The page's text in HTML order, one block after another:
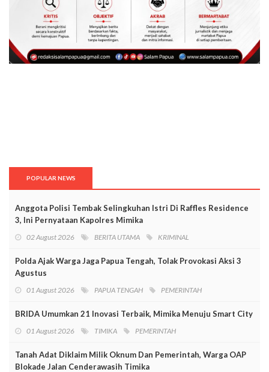
POPULAR NEWS
Anggota Polisi Tembak Selingkuhan Istri Di Raffles Residence
3, Ini Pernyataan Kapolres Mimika
02 August 2026 BERITA UTAMA KRIMINAL
Polda Ajak Warga Jaga Papua Tengah, Tolak Provokasi Aksi 3
Agustus
01 August 2026 PAPUA TENGAH PEMERINTAH
BRIDA Umumkan 21 Inovasi Terbaik, Mimika Menuju Smart City
01 August 2026 TIMIKA PEMERINTAH
Tanah Adat Diklaim Milik Oknum Dan Pemerintah, Warga OAP
Blokade Jalan Cenderawasih Timika